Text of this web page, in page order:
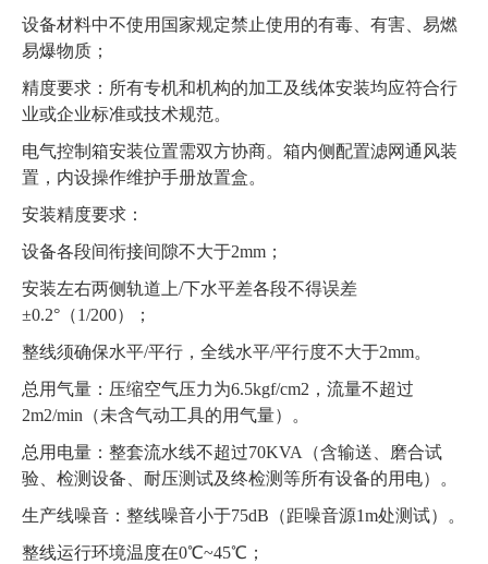
设备材料中不使用国家规定禁止使用的有毒、有害、易燃
易爆物质；
精度要求：所有专机和机构的加工及线体安装均应符合行
业或企业标准或技术规范。
电气控制箱安装位置需双方协商。箱内侧配置滤网通风装
置，内设操作维护手册放置盒。
安装精度要求：
设备各段间衔接间隙不大于2mm；
安装左右两侧轨道上/下水平差各段不得误差
±0.2°（1/200）；
整线须确保水平/平行，全线水平/平行度不大于2mm。
总用气量：压缩空气压力为6.5kgf/cm2，流量不超过
2m2/min（未含气动工具的用气量）。
总用电量：整套流水线不超过70KVA（含输送、磨合试
验、检测设备、耐压测试及终检测等所有设备的用电）。
生产线噪音：整线噪音小于75dB（距噪音源1m处测试）。
整线运行环境温度在0℃~45℃；